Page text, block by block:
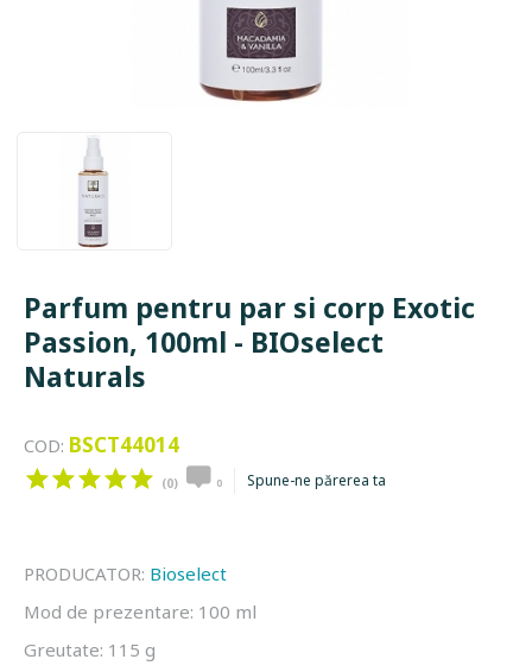
Parfum pentru par si corp Exotic
Passion, 100ml - BIOselect
Naturals
COD: BSCT44014
(0) 0 Spune-ne părerea ta
PRODUCATOR: Bioselect
Mod de prezentare: 100 ml
Greutate: 115 g